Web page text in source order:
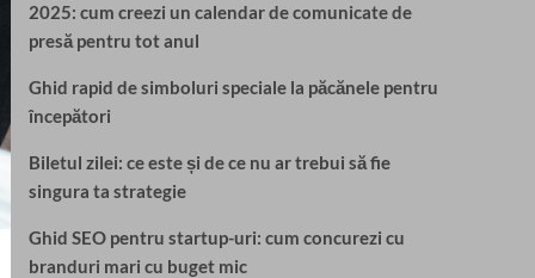
2025: cum creezi un calendar de comunicate de
presă pentru tot anul
Ghid rapid de simboluri speciale la păcănele pentru
începători
Biletul zilei: ce este și de ce nu ar trebui să fie
singura ta strategie
Ghid SEO pentru startup-uri: cum concurezi cu
branduri mari cu buget mic